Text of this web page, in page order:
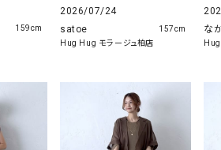
159cm
2026/07/24
satoe
Hug Hug モラージュ柏店
157cm
な